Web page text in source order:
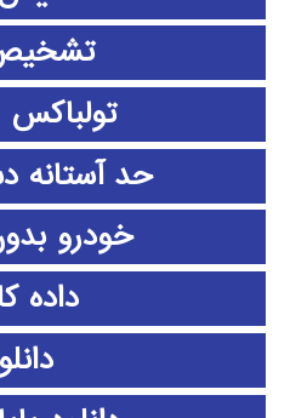
تولباکس WLAN
حد آستانه
خودرو
داده